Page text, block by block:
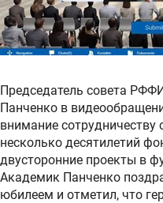
Председатель совета
Панченко в
внимание сотрудничеству
несколько десятилетий
двусторонние проекты в
Академик Панченко
юбилеем и отметил, что